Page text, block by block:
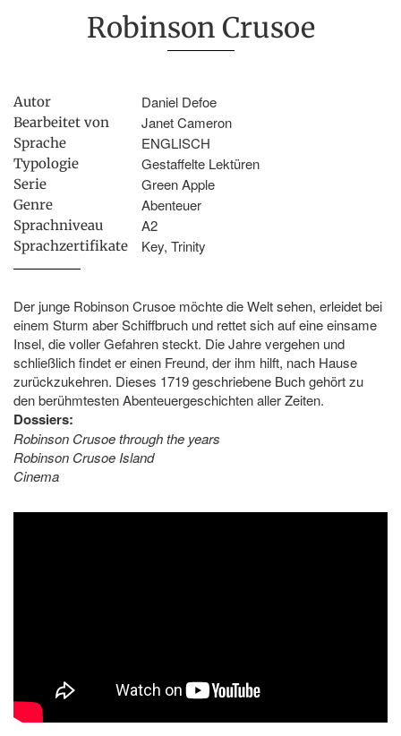
Robinson Crusoe
Autor Daniel Defoe
Bearbeitet von Janet Cameron
Sprache ENGLISCH
Typologie Gestaffelte Lektüren
Serie Green Apple
Genre Abenteuer
Sprachniveau A2
Sprachzertifikate Key, Trinity
Der junge Robinson Crusoe möchte die Welt sehen, erleidet bei
einem Sturm aber Schiffbruch und rettet sich auf eine einsame
Insel, die voller Gefahren steckt. Die Jahre vergehen und
schließlich findet er einen Freund, der ihm hilft, nach Hause
zurückzukehren. Dieses 1719 geschriebene Buch gehört zu
den berühmtesten Abenteuergeschichten aller Zeiten.
Dossiers:
Robinson Crusoe through the years
Robinson Crusoe Island
Cinema